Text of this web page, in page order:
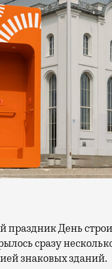
сразу
знаковых зданий.